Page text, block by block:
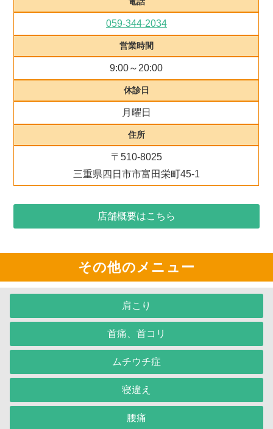
059-344-2034
営業時間
9:00～20:00
休診日
月曜日
住所
〒510-8025
三重県四日市市富田栄町45-1
店舗概要はこちら
その他のメニュー
肩こり
首痛、首コリ
ムチウチ症
寝違え
腰痛